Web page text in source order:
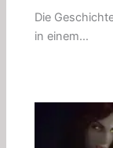
Die
in einem…